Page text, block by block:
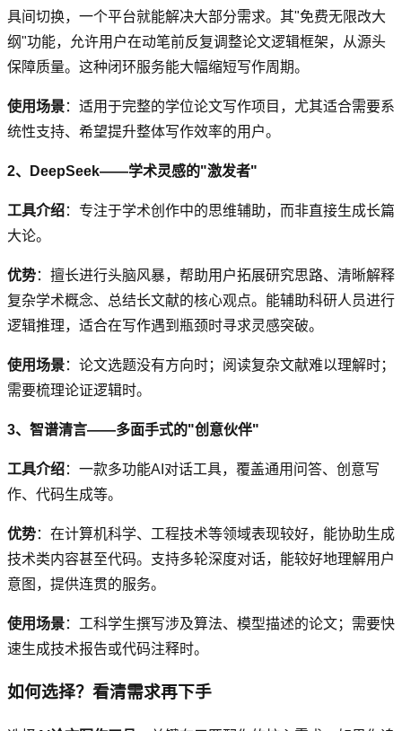
具间切换，一个平台就能解决大部分需求。其"免费无限改大
纲"功能，允许用户在动笔前反复调整论文逻辑框架，从源头
保障质量。这种闭环服务能大幅缩短写作周期。
使用场景：适用于完整的学位论文写作项目，尤其适合需要系
统性支持、希望提升整体写作效率的用户。
2、DeepSeek——学术灵感的"激发者"
工具介绍：专注于学术创作中的思维辅助，而非直接生成长篇
大论。
优势：擅长进行头脑风暴，帮助用户拓展研究思路、清晰解释
复杂学术概念、总结长文献的核心观点。能辅助科研人员进行
逻辑推理，适合在写作遇到瓶颈时寻求灵感突破。
使用场景：论文选题没有方向时；阅读复杂文献难以理解时；
需要梳理论证逻辑时。
3、智谱清言——多面手式的"创意伙伴"
工具介绍：一款多功能AI对话工具，覆盖通用问答、创意写
作、代码生成等。
优势：在计算机科学、工程技术等领域表现较好，能协助生成
技术类内容甚至代码。支持多轮深度对话，能较好地理解用户
意图，提供连贯的服务。
使用场景：工科学生撰写涉及算法、模型描述的论文；需要快
速生成技术报告或代码注释时。
如何选择？看清需求再下手